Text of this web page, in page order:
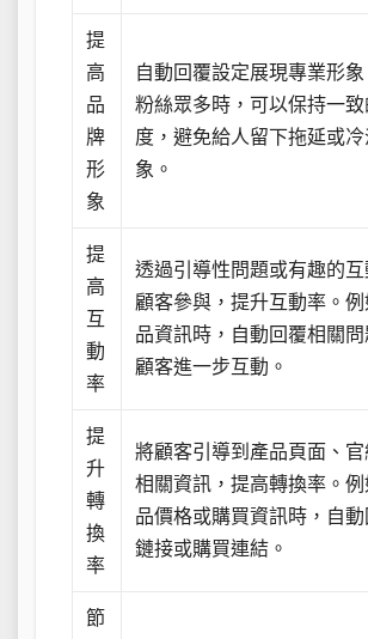
提
高
品
牌
形
象
自動回覆設定展現專業形
粉絲眾多時，可以保持一
度，避免給人留下拖延或冷
象。
提
高
互
動
率
透過引導性問題或有趣的
顧客參與，提升互動率。
品資訊時，自動回覆相關
顧客進一步互動。
提
升
轉
換
率
將顧客引導到產品頁面、
相關資訊，提高轉換率。
品價格或購買資訊時，自
鏈接或購買連結。
節